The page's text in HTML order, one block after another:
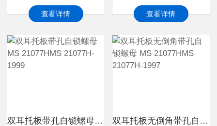
查看详情 查看详情
双耳托板带孔自锁螺母 MS 21077HMS 21077H-1999 双耳托板无倒角带孔自锁螺母 MS 21077HMS 21077H-1997